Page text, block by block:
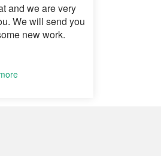
and we are very
We will send you
new work.